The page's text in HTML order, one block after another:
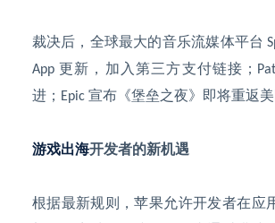
裁决后，全球最大的音乐流媒体平台
App 更新，加入第三方支付链接；
进； Epic 宣布《堡垒之夜》即将重返美
游戏出海开发者的新机遇
根据最新规则，苹果允许开发者在应